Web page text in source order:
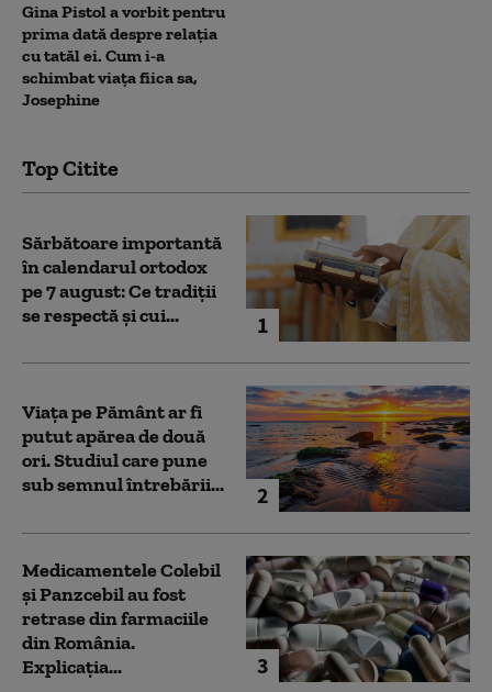
Gina Pistol a vorbit pentru
prima dată despre relația
cu tatăl ei. Cum i-a
schimbat viața fiica sa,
Josephine
Top Citite
1
Sărbătoare importantă
în calendarul ortodox
pe 7 august: Ce tradiții
se respectă și cui...
2
Viața pe Pământ ar fi
putut apărea de două
ori. Studiul care pune
sub semnul întrebării...
3
Medicamentele Colebil
și Panzcebil au fost
retrase din farmaciile
din România.
Explicația...